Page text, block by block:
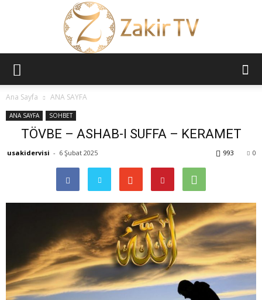
TV
Ana Sayfa ANA SAYFA
ANA SAYFA SOHBET
TÖVBE – ASHAB-I SUFFA – KERAMET
usakidervisi - 6 Şubat 2025 0
993